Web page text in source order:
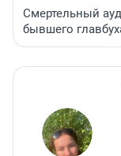
Смертельный
бывшего